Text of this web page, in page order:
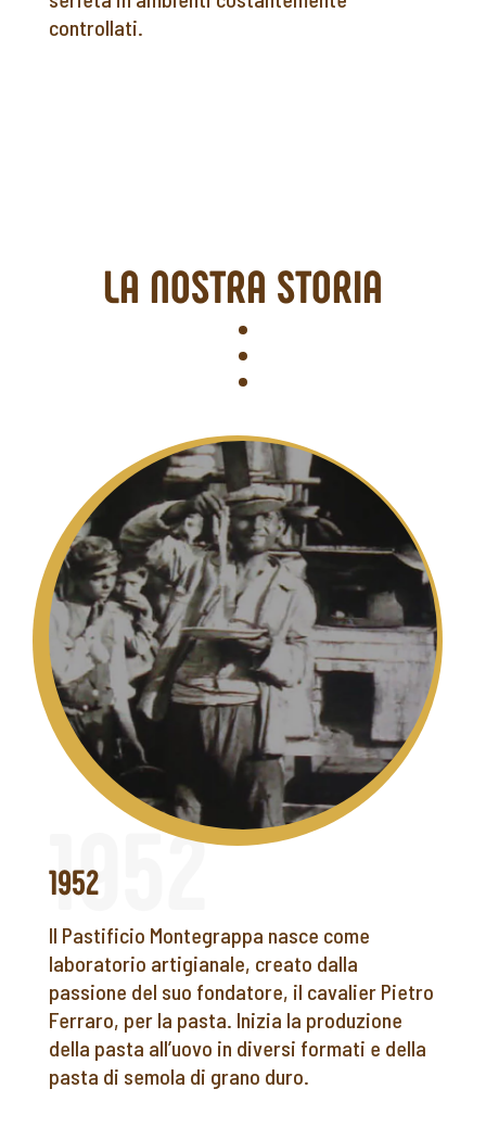
controllati.
LA NOSTRA STORIA
1952
Il Pastificio Montegrappa nasce come
laboratorio artigianale, creato dalla
passione del suo fondatore, il cavalier Pietro
Ferraro, per la pasta. Inizia la produzione
della pasta all’uovo in diversi formati e della
pasta di semola di grano duro.